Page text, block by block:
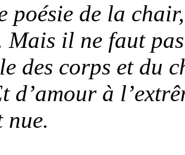
poésie de la
Mais il ne faut
des corps et du
d’amour à
nue.